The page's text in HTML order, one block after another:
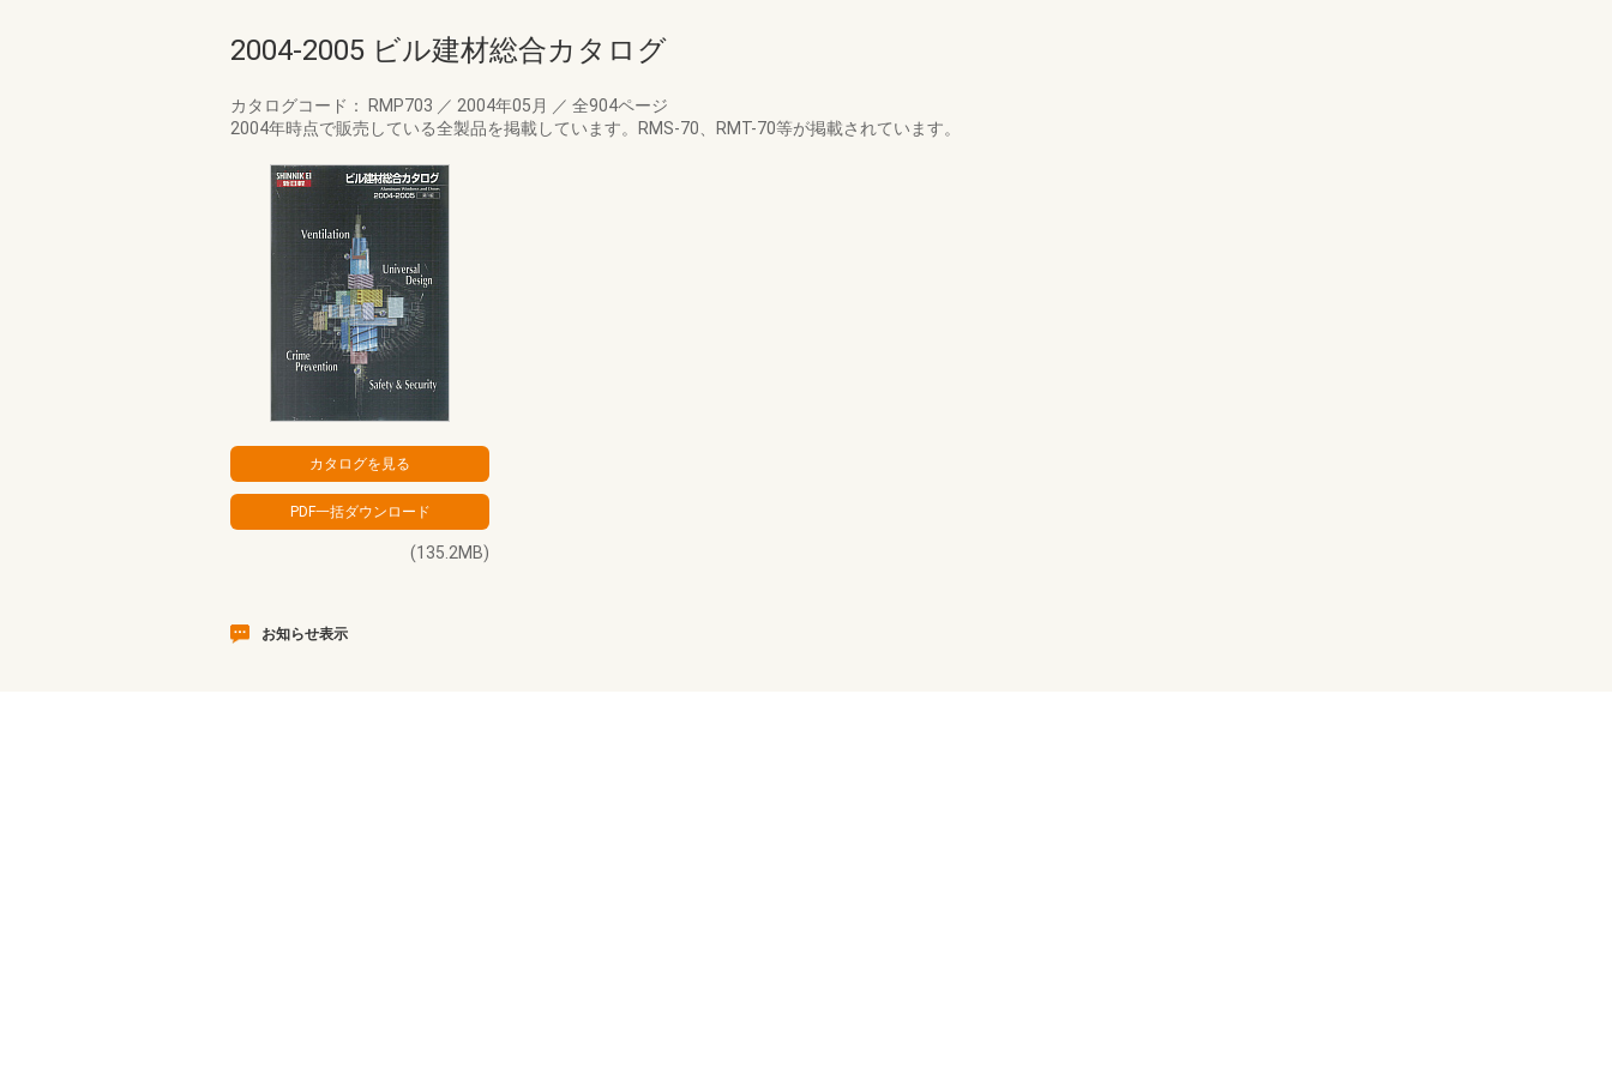
2004-2005 ビル建材総合カタログ
カタログコード： RMP703 ／ 2004年05月 ／ 全904ページ
2004年時点で販売している全製品を掲載しています。RMS-70、RMT-70等が掲載されています。
(135.2MB)
お知らせ表示